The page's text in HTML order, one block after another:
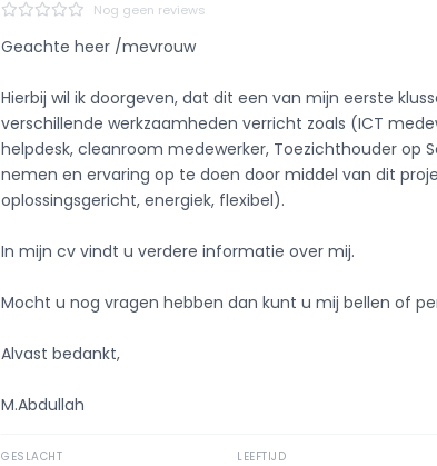
Nog geen reviews
Geachte heer /mevrouw
Hierbij wil ik doorgeven, dat dit een van mijn eerste
verschillende werkzaamheden verricht zoals (ICT
helpdesk, cleanroom medewerker, Toezichthouder op
nemen en ervaring op te doen door middel van dit
oplossingsgericht, energiek, flexibel).
In mijn cv vindt u verdere informatie over mij.
Mocht u nog vragen hebben dan kunt u mij bellen of
Alvast bedankt,
M.Abdullah
GESLACHT LEEFTIJD